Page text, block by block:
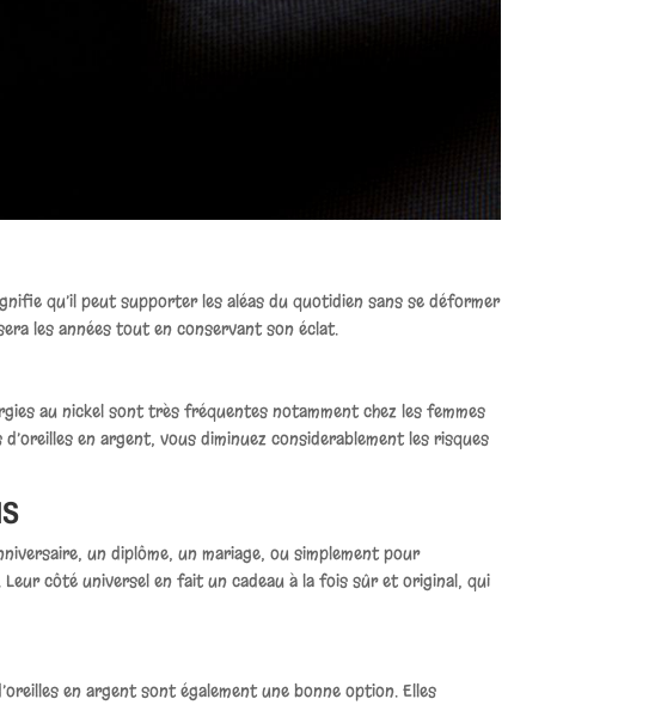
qu’il peut supporter les aléas du quotidien sans se déformer
les années tout en conservant son éclat.
au nickel sont très fréquentes notamment chez les femmes
en argent, vous diminuez considerablement les risques
un diplôme, un mariage, ou simplement pour
côté universel en fait un cadeau à la fois sûr et original, qui
en argent sont également une bonne option. Elles